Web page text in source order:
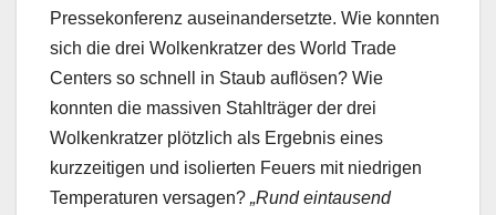
Pressekonferenz auseinandersetzte. Wie konnten
sich die drei Wolkenkratzer des World Trade
Centers so schnell in Staub auflösen? Wie
konnten die massiven Stahlträger der drei
Wolkenkratzer plötzlich als Ergebnis eines
kurzzeitigen und isolierten Feuers mit niedrigen
Temperaturen versagen? „Rund eintausend